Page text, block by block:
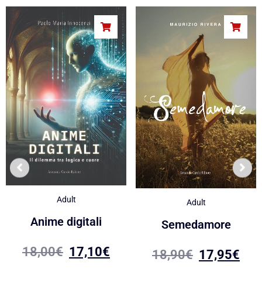
Adult
Anime digitali
18,00€ 17,10€
Adult
Semedamore
18,90€ 17,95€